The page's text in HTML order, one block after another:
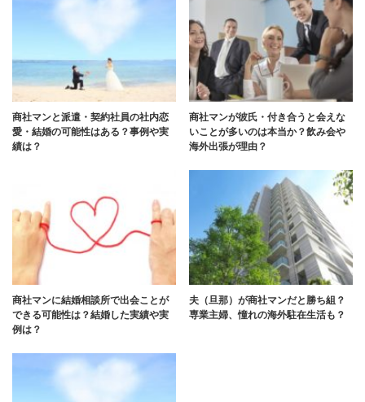
商社マンと派遣・契約社員の社内恋
愛・結婚の可能性はある？事例や実
績は？
商社マンが彼氏・付き合うと会えな
いことが多いのは本当か？飲み会や
海外出張が理由？
商社マンに結婚相談所で出会ことが
できる可能性は？結婚した実績や実
例は？
夫（旦那）が商社マンだと勝ち組？
専業主婦、憧れの海外駐在生活も？